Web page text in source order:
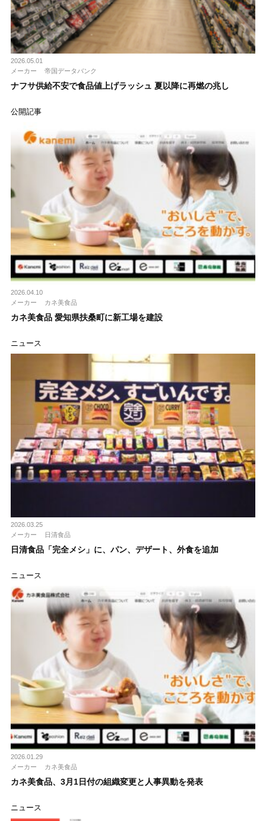
2026.05.01
メーカー
帝国データバンク
ナフサ供給不安で食品値上げラッシュ 夏以降に再燃の兆し
公開記事
2026.04.10
メーカー
カネ美食品
カネ美食品 愛知県扶桑町に新工場を建設
ニュース
2026.03.25
メーカー
日清食品
日清食品「完全メシ」に、パン、デザート、外食を追加
ニュース
2026.01.29
メーカー
カネ美食品
カネ美食品、3月1日付の組織変更と人事異動を発表
ニュース